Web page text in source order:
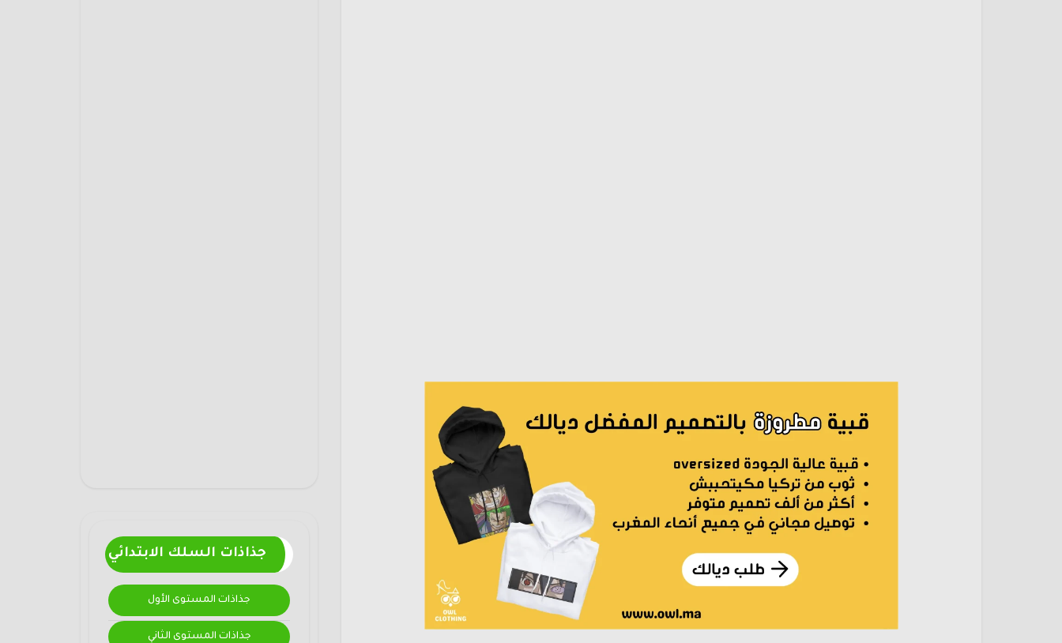
جذاذات السلك الابتدائي
جذاذات المستوى الأول
جذاذات المستوى الثاني